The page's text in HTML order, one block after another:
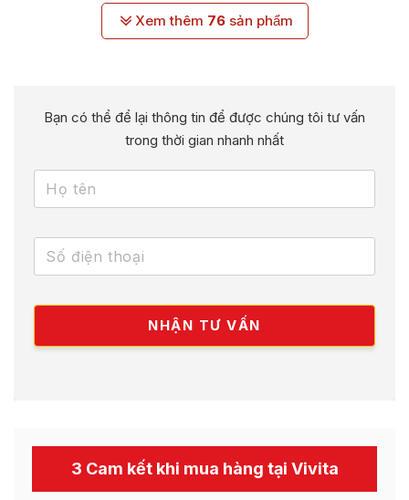
Xem thêm 76sản phẩm
Bạn có thể để lại thông tin để được chúng tôi tư vấn
trong thời gian nhanh nhất
3 Cam kết khi mua hàng tại Vivita